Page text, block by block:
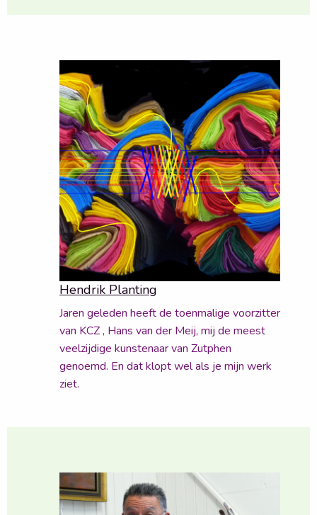
Hendrik Planting
Jaren geleden heeft de toenmalige voorzitter
van KCZ , Hans van der Meij, mij de meest
veelzijdige kunstenaar van Zutphen
genoemd. En dat klopt wel als je mijn werk
ziet.